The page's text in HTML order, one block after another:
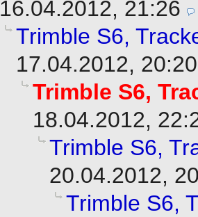
16.04.2012, 21:26
Trimble S6,
17.04.2012, 20:20
Trimble S6,
18.04.2012,
Trimble S6,
20.04.2012,
Trimble S6,